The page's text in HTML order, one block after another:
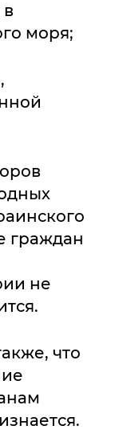
в
моря;
граждан
не
что